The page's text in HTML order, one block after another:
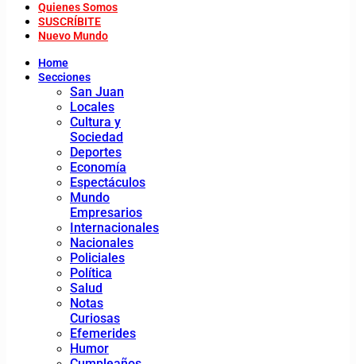
Quienes Somos
SUSCRÍBITE
Nuevo Mundo
Home
Secciones
San Juan
Locales
Cultura y
Sociedad
Deportes
Economía
Espectáculos
Mundo
Empresarios
Internacionales
Nacionales
Policiales
Política
Salud
Notas
Curiosas
Efemerides
Humor